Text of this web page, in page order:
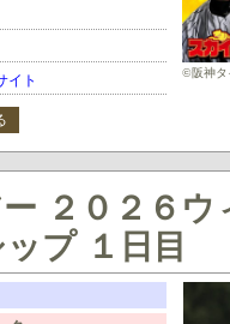
イト
©阪神タ
２０２６
プ １日目